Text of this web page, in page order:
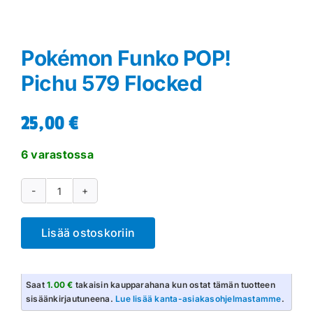
Pokémon Funko POP!
Pichu 579 Flocked
25,00€
6 varastossa
Pokémon
Funko
POP!
579
Flocked
määrä
Lisää ostoskoriin
Saat1.00 € takaisin kaupparahana kun ostat tämän tuotteen
sisäänkirjautuneena.Lue lisää kanta-asiakasohjelmastamme.